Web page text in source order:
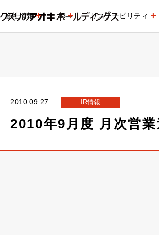
会社情報 IR サステナビリティ
2010.09.27 IR情報
2010年9月度 月次営